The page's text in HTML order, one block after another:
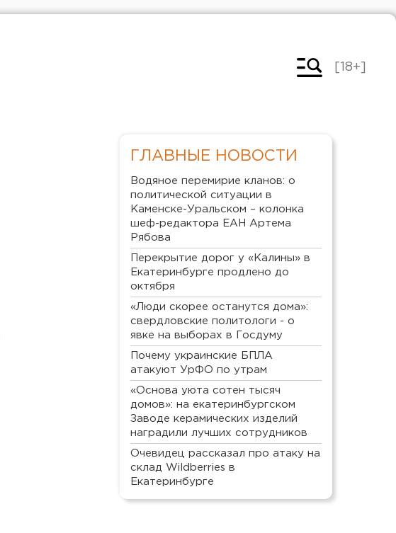
[18+]
ГЛАВНЫЕ НОВОСТИ
Водяное перемирие кланов: о
политической ситуации в
Каменске-Уральском – колонка
шеф-редактора ЕАН Артема
Рябова
Перекрытие дорог у «Калины» в
Екатеринбурге продлено до
октября
«Люди скорее останутся дома»:
свердловские политологи - о
явке на выборах в Госдуму
Почему украинские БПЛА
атакуют УрФО по утрам
«Основа уюта сотен тысяч
домов»: на екатеринбургском
Заводе керамических изделий
наградили лучших сотрудников
Очевидец рассказал про атаку на
склад Wildberries в
Екатеринбурге